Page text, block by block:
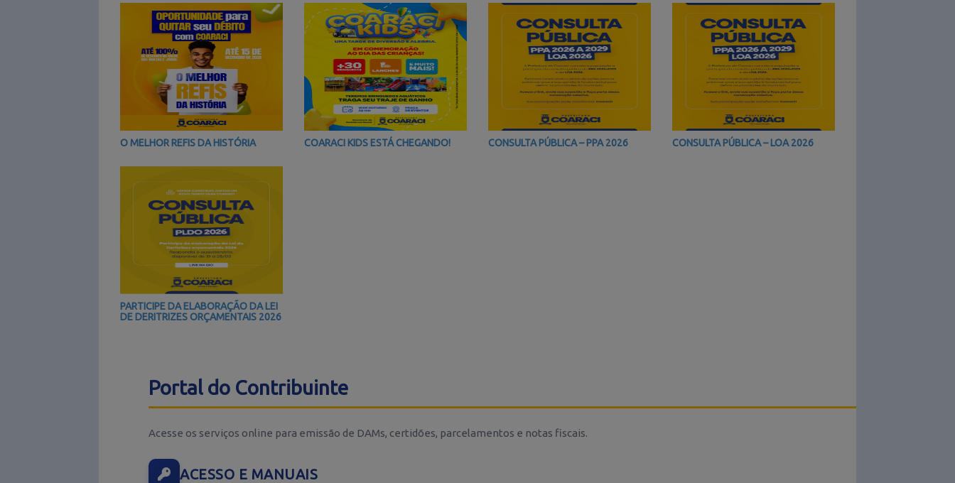
O MELHOR REFIS DA HISTÓRIA COARACI KIDS ESTÁ CHEGANDO! CONSULTA PÚBLICA – PPA 2026 CONSULTA PÚBLICA – LOA 2026
PARTICIPE DA ELABORAÇÃO DA LEI
DE DERITRIZES ORÇAMENTAIS 2026
Portal do Contribuinte
Acesse os serviços online para emissão de DAMs, certidões, parcelamentos e notas fiscais.
ACESSO E MANUAIS